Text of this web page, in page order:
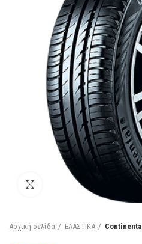
Κάντε κλικ για μεγέθυνση
Αρχική σελίδα ΕΛΑΣΤΙΚΑ Continental